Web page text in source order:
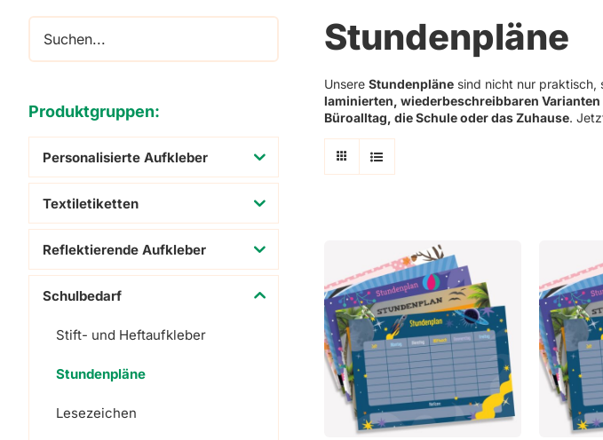
Adressaufkleber SchuhaufkleberStundenpläne
Unsere Stundenplänesind nicht nur praktisch,
laminierten, wiederbeschreibbaren Varianten
Büroalltag, die Schule oder das Zuhause.
Produktgruppen:
Personalisierte Aufkleber
Textiletiketten
Reflektierende Aufkleber
Schulbedarf
Stift- und Heftaufkleber
Stundenpläne
Lesezeichen